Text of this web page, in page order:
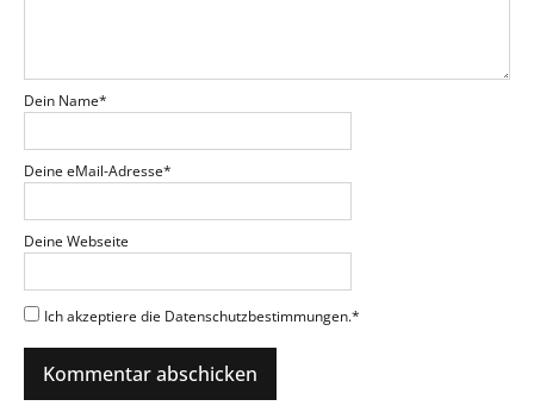
Dein Name*
Deine eMail-Adresse*
Deine Webseite
Ich akzeptiere die Datenschutzbestimmungen.*